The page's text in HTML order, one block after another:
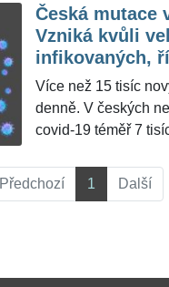
týdne potvrdí, zda
vzorek se
vyhodnocuje, zda
uvedla pro
zdravotního ústavu
Česká mutace
Vzniká kvůli
infikovaných,
Více než 15 tisíc
denně. V českých
covid-19 téměř 7
molekulární
varianty," varovala
Předchozí 1 Další